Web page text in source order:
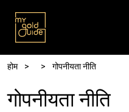
पग चिन्ह
होम गोपनीयता नीति
गोपनीयता नीति